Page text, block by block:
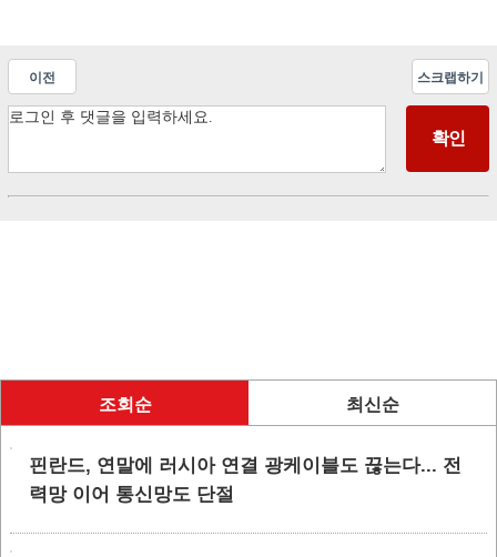
이전 스크랩하기
조회순 최신순
핀란드, 연말에 러시아 연결 광케이블도 끊는다... 전
력망 이어 통신망도 단절